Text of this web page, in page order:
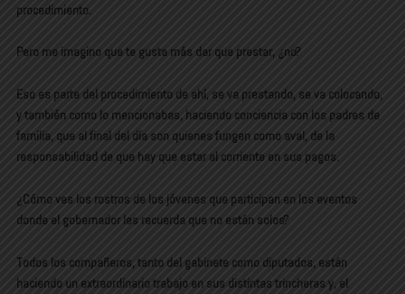
procedimiento.
Pero me imagino que te gusta más dar que prestar, ¿no?
Eso es parte del procedimiento de ahí, se va prestando, se va colocando,
y también como lo mencionabas, haciendo conciencia con los padres de
familia, que al final del día son quienes fungen como aval, de la
responsabilidad de que hay que estar al corriente en sus pagos.
¿Cómo ves los rostros de los jóvenes que participan en los eventos
donde el gobernador les recuerda que no están solos?
Todos los compañeros, tanto del gabinete como diputados, están
haciendo un extraordinario trabajo en sus distintas trincheras y, el